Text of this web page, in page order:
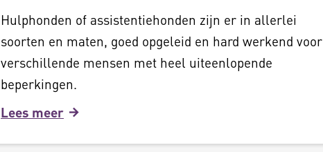
Hulphonden of assistentiehonden zijn er in allerlei
soorten en maten, goed opgeleid en hard werkend voor
verschillende mensen met heel uiteenlopende
beperkingen.
Lees meer